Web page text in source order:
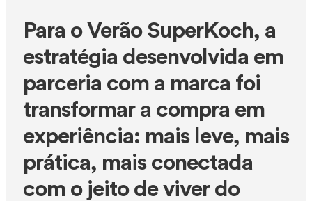
Para o Verão SuperKoch, a
estratégia desenvolvida em
parceria com a marca foi
transformar a compra em
experiência: mais leve, mais
prática, mais conectada
com o jeito de viver do